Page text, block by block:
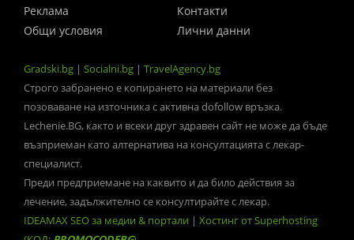
Реклама
Контакти
Общи условия
Лични данни
Gradski.bg | Socialni.bg | TravelAgency.bg
Строго забранено е копирането на материали без
позоваване на източника с активна dofollow връзка.
Lechenie.BG, както и всеки друг здравен сайт не може да бъде
възприеман като алтернатива на консултацията с лекар-
специалист.
Преди предприемане на каквито и да било действия за
лечение, задължително се консултирайте с лекар.
IDEAMAX SEO за медии & портали | Хостинг от Superhosting